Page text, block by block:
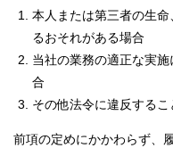
本人または第三者の生
るおそれがある場合
当社の業務の適正な実
合
その他法令に違反するこ
前項の定めにかかわらず、